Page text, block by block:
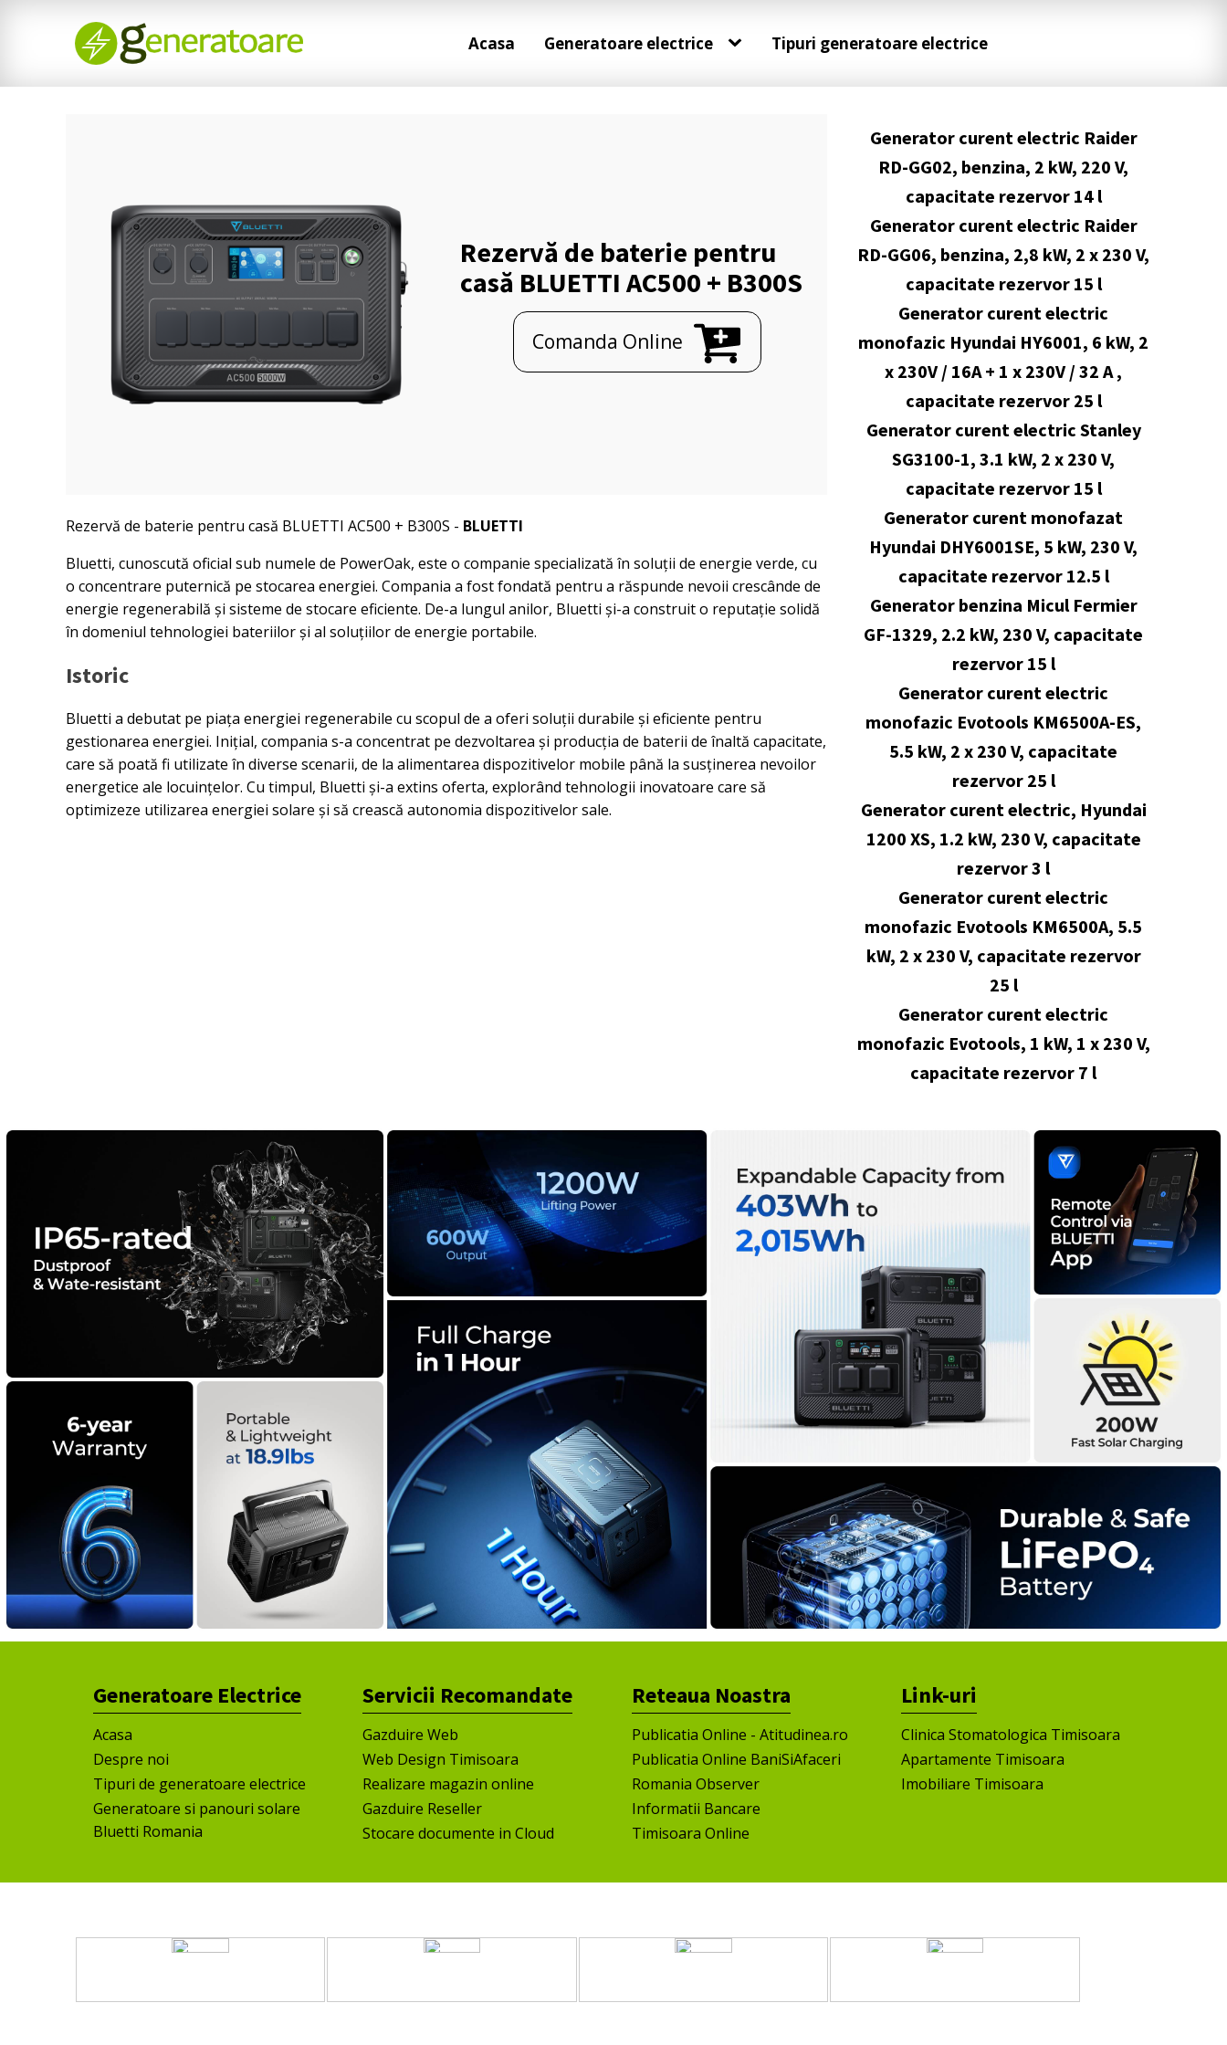
Acasa Generatoare electrice Tipuri generatoare electrice
Rezervă de baterie pentru
casă BLUETTI AC500 + B300S
Comanda Online
Rezervă de baterie pentru casă BLUETTI AC500 + B300S - BLUETTI
Bluetti, cunoscută oficial sub numele de PowerOak, este o companie specializată în soluții de energie verde, cu
o concentrare puternică pe stocarea energiei. Compania a fost fondată pentru a răspunde nevoii crescânde de
energie regenerabilă și sisteme de stocare eficiente. De-a lungul anilor, Bluetti și-a construit o reputație solidă
în domeniul tehnologiei bateriilor și al soluțiilor de energie portabile.
Istoric
Bluetti a debutat pe piața energiei regenerabile cu scopul de a oferi soluții durabile și eficiente pentru
gestionarea energiei. Inițial, compania s-a concentrat pe dezvoltarea și producția de baterii de înaltă capacitate,
care să poată fi utilizate în diverse scenarii, de la alimentarea dispozitivelor mobile până la susținerea nevoilor
energetice ale locuințelor. Cu timpul, Bluetti și-a extins oferta, explorând tehnologii inovatoare care să
optimizeze utilizarea energiei solare și să crească autonomia dispozitivelor sale.
Generator curent electric Raider
RD-GG02, benzina, 2 kW, 220 V,
capacitate rezervor 14 l
Generator curent electric Raider
RD-GG06, benzina, 2,8 kW, 2 x 230 V,
capacitate rezervor 15 l
Generator curent electric
monofazic Hyundai HY6001, 6 kW, 2
x 230V / 16A + 1 x 230V / 32 A ,
capacitate rezervor 25 l
Generator curent electric Stanley
SG3100-1, 3.1 kW, 2 x 230 V,
capacitate rezervor 15 l
Generator curent monofazat
Hyundai DHY6001SE, 5 kW, 230 V,
capacitate rezervor 12.5 l
Generator benzina Micul Fermier
GF-1329, 2.2 kW, 230 V, capacitate
rezervor 15 l
Generator curent electric
monofazic Evotools KM6500A-ES,
5.5 kW, 2 x 230 V, capacitate
rezervor 25 l
Generator curent electric, Hyundai
1200 XS, 1.2 kW, 230 V, capacitate
rezervor 3 l
Generator curent electric
monofazic Evotools KM6500A, 5.5
kW, 2 x 230 V, capacitate rezervor
25 l
Generator curent electric
monofazic Evotools, 1 kW, 1 x 230 V,
capacitate rezervor 7 l
Generatoare Electrice
Acasa
Despre noi
Tipuri de generatoare electrice
Generatoare si panouri solare
Bluetti Romania
Servicii Recomandate
Gazduire Web
Web Design Timisoara
Realizare magazin online
Gazduire Reseller
Stocare documente in Cloud
Reteaua Noastra
Publicatia Online - Atitudinea.ro
Publicatia Online BaniSiAfaceri
Romania Observer
Informatii Bancare
Timisoara Online
Link-uri
Clinica Stomatologica Timisoara
Apartamente Timisoara
Imobiliare Timisoara